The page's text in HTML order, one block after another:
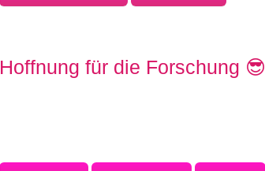
Hoffnung für die Forschung 😎